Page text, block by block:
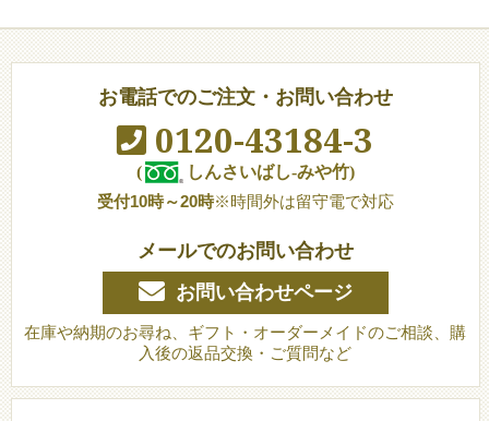
お電話でのご注文・お問い合わせ
0120-43184-3
(
しんさいばし-みや竹)
受付10時～20時※時間外は留守電で対応
メールでのお問い合わせ
お問い合わせページ
在庫や納期のお尋ね、ギフト・オーダーメイドのご相談、購
入後の返品交換・ご質問など